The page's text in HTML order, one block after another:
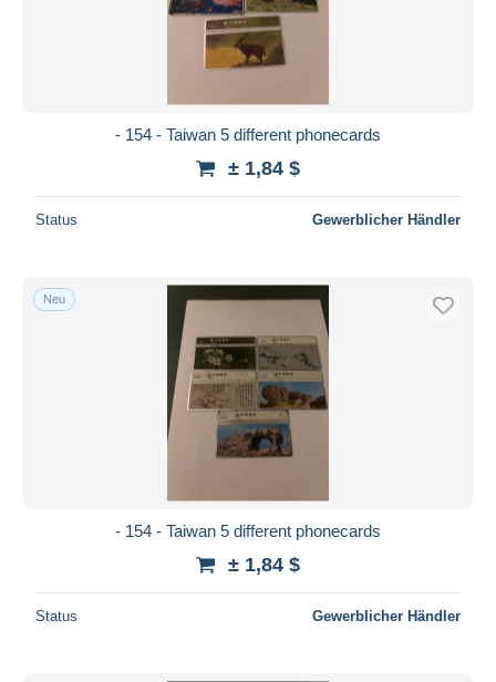
- 154 - Taiwan 5 different phonecards
± 1,84 $
Status Gewerblicher Händler
Neu
- 154 - Taiwan 5 different phonecards
± 1,84 $
Status Gewerblicher Händler